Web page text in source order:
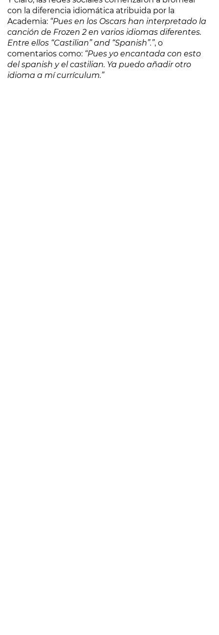
con la diferencia idiomática atribuida por la
Academia: “Pues en los Oscars han interpretado la
canción de Frozen 2 en varios idiomas diferentes.
Entre ellos “Castilian” and “Spanish”.”, o
comentarios como: “Pues yo encantada con esto
del spanish y el castilian. Ya puedo añadir otro
idioma a mí currículum.”